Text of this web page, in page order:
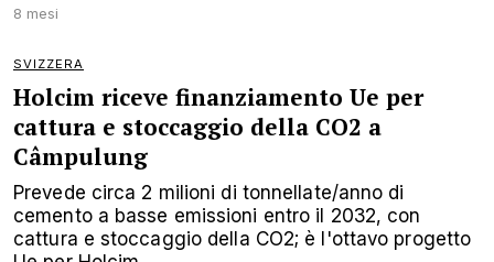
8 mesi
SVIZZERA
Holcim riceve finanziamento Ue per
cattura e stoccaggio della CO2 a
Câmpulung
Prevede circa 2 milioni di tonnellate/anno di
cemento a basse emissioni entro il 2032, con
cattura e stoccaggio della CO2; è l'ottavo progetto